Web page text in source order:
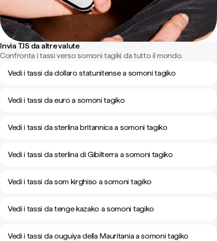
Invia TJS da altre valute
Confronta i tassi verso somoni tagiki da tutto il mondo.
Vedi i tassi da dollaro statunitense a somoni tagiko
Vedi i tassi da euro a somoni tagiko
Vedi i tassi da sterlina britannica a somoni tagiko
Vedi i tassi da sterlina di Gibilterra a somoni tagiko
Vedi i tassi da som kirghiso a somoni tagiko
Vedi i tassi da tenge kazako a somoni tagiko
Vedi i tassi da ouguiya della Mauritania a somoni tagiko